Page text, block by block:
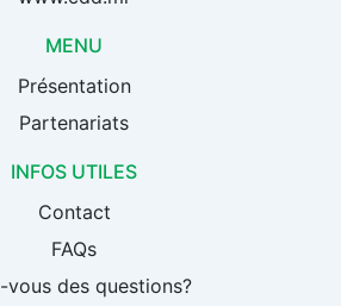
MENU
Présentation
Partenariats
INFOS UTILES
Contact
FAQs
vous des questions?